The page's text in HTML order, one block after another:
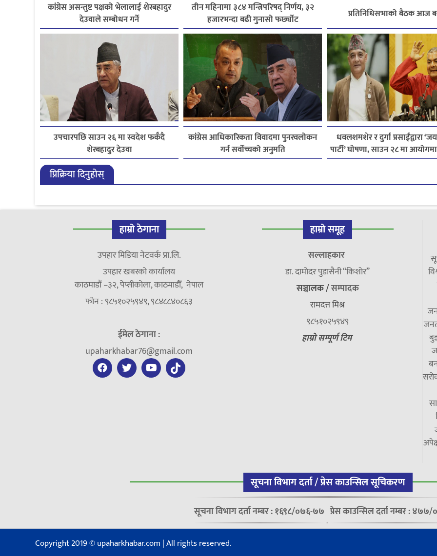
कांग्रेस असन्तुष्ट पक्षको भेलालाई शेरबहादुर
देउवाले सम्बोधन गर्ने
तीन महिनामा ३८४ मन्त्रिपरिषद् निर्णय, ३२
हजारभन्दा बढी गुनासो फर्छ्योट
प्रतिनिधिसभाको बैठक आज
उपचारपछि साउन २६ मा स्वदेश फर्कँदै
शेरबहादुर देउवा
कांग्रेस आधिकारिकता विवादमा पुनरवलोकन
गर्न सर्वोच्चको अनुमति
धवलशमशेर र दुर्गा प्रसाईंद्वारा
पार्टी’ घोषणा, साउन २८ मा आयोगमा
तयारी
प्रिक्रिया दिनुहोस्
हाम्रो ठेगाना
उपहार मिडिया नेटवर्क प्रा.लि.
उपहार खबरको कार्यालय
काठमाडौं –३२, पेप्सीकोला, काठमाडौँ, नेपाल
फोन : ९८५१०२५९४९, ९८४८८४०८६३
ईमेल ठेगाना :
upaharkhabar76@gmail.com
हाम्रो समूह
सल्लाहकार
डा. दामाेदर पुडासैनी “किशाेर”
सञ्चालक /सम्पादक
रामदत्त मिश्र
९८५१०२५९४९
हाम्रो सम्पूर्ण टिम
सूचना विभाग दर्ता / प्रेस काउन्सिल सूचिकरण
सूचना विभाग दर्ता नम्बर : १६९८/०७६-७७ प्रेस काउन्सिल दर्ता नम्बर :
Copyright 2019 © upaharkhabar.com | All rights reserved.